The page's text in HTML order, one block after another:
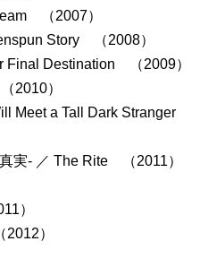
（2007）
Story （2008）
Final Destination （2009）
2010）
Meet a Tall Dark Stranger
実- ／ The Rite （2011）
）
）